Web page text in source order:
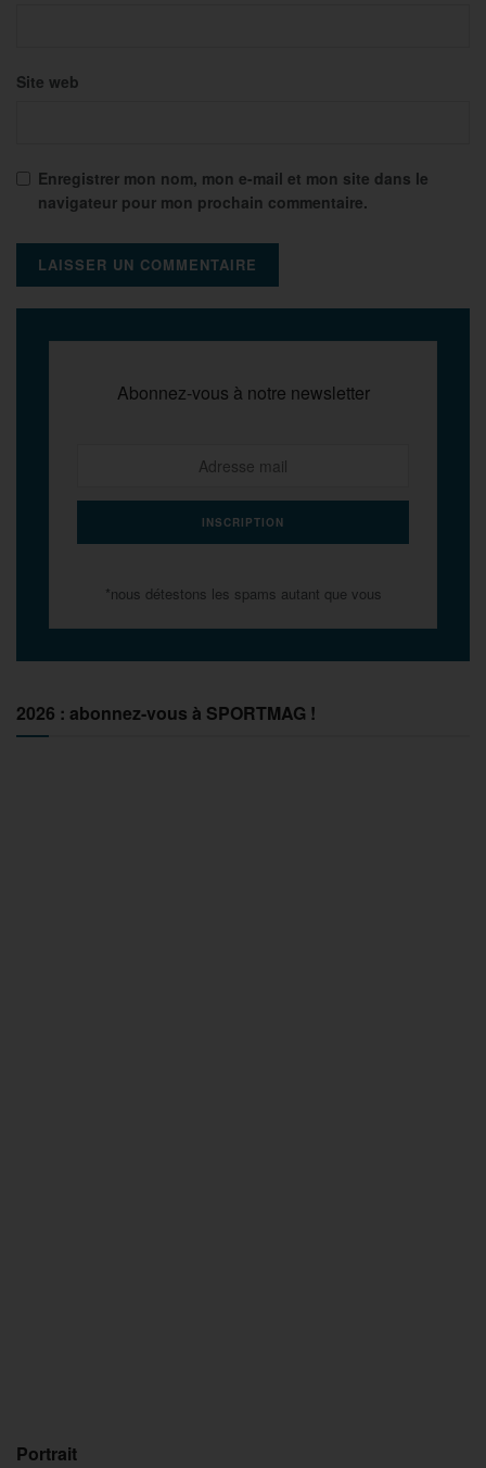
Site web
Enregistrer mon nom, mon e-mail et mon site dans le
navigateur pour mon prochain commentaire.
Abonnez-vous à notre newsletter
*nous détestons les spams autant que vous
2026 : abonnez-vous à SPORTMAG !
Portrait